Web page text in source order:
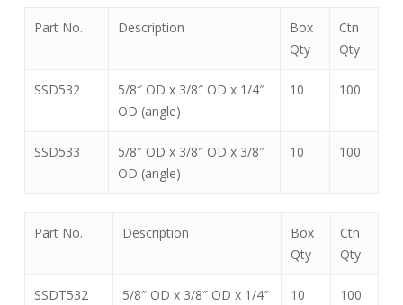
Part No. Description
Box
Qty
Ctn
Qty
SSD532
5/8″ OD x 3/8″ OD x 1/4″
OD (angle)
10 100
SSD533
5/8″ OD x 3/8″ OD x 3/8″
OD (angle)
10 100
Part No. Description
Box
Qty
Ctn
Qty
SSDT532
5/8″ OD x 3/8″ OD x 1/4″
10 100